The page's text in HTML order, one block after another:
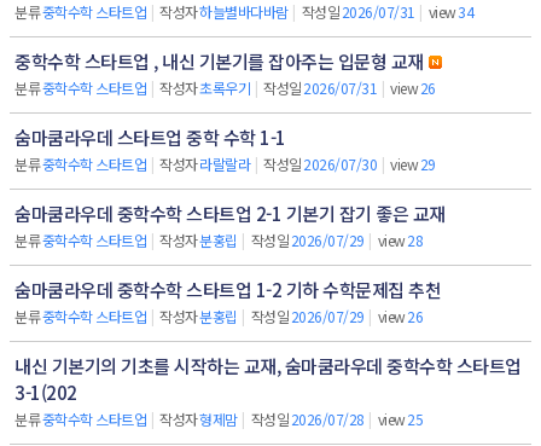
분류중학수학 스타트업 | 작성자하늘별바다바람 | 작성일2026/07/31 | view34
중학수학 스타트업 , 내신 기본기를 잡아주는 입문형 교재
분류중학수학 스타트업 | 작성자초록우기 | 작성일2026/07/31 | view26
숨마쿰라우데 스타트업 중학 수학 1-1
분류중학수학 스타트업 | 작성자라랄랄라 | 작성일2026/07/30 | view29
숨마쿰라우데 중학수학 스타트업 2-1 기본기 잡기 좋은 교재
분류중학수학 스타트업 | 작성자분홍립 | 작성일2026/07/29 | view28
숨마쿰라우데 중학수학 스타트업 1-2 기하 수학문제집 추천
분류중학수학 스타트업 | 작성자분홍립 | 작성일2026/07/29 | view26
내신 기본기의 기초를 시작하는 교재, 숨마쿰라우데 중학수학 스타트업
3-1(202
분류중학수학 스타트업 | 작성자형제맘 | 작성일2026/07/28 | view25